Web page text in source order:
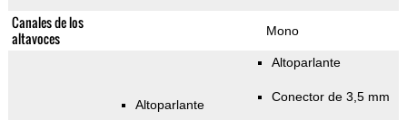
Canales de los
altavoces
Mono
Altoparlante
Altoparlante
Conector de 3,5 mm